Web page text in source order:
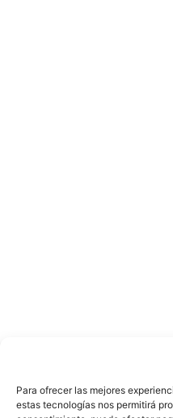
Para ofrecer las mejores
estas tecnologías nos permitirá